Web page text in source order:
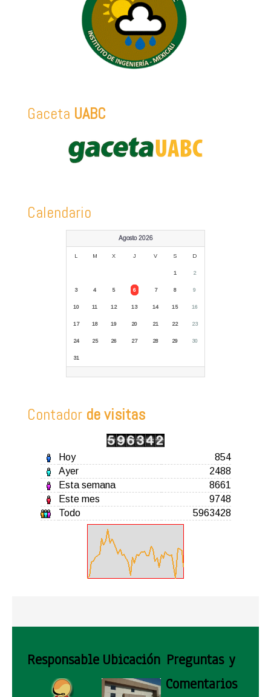
Gaceta UABC
Calendario
Agosto 2026
L M X J V S D
1 2
3 4 5 6 7 8 9
10 11 12 13 14 15 16
17 18 19 20 21 22 23
24 25 26 27 28 29 30
31
Contador de visitas
Hoy
854
Ayer
2488
Esta semana
8661
Este mes
9748
Todo
5963428
Responsable Ubicación Preguntas y
Comentarios